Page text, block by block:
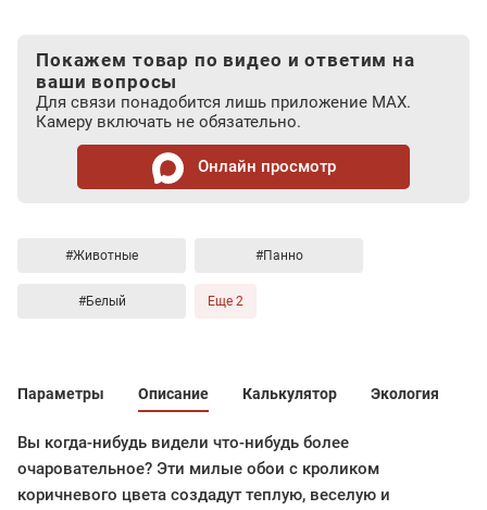
Покажем товар по видео и ответим на
ваши вопросы
Для связи понадобится лишь приложение MAX.
Камеру включать не обязательно.
Онлайн просмотр
#Животные #Панно
#Белый Еще 2
Параметры Описание Калькулятор Экология
Вы когда-нибудь видели что-нибудь более
очаровательное? Эти милые обои с кроликом
коричневого цвета создадут теплую, веселую и